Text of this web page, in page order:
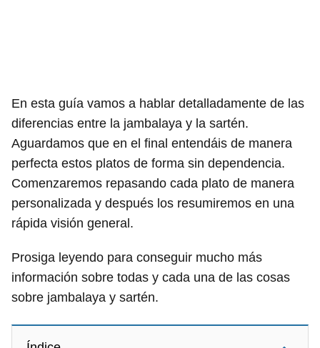
En esta guía vamos a hablar detalladamente de las
diferencias entre la jambalaya y la sartén.
Aguardamos que en el final entendáis de manera
perfecta estos platos de forma sin dependencia.
Comenzaremos repasando cada plato de manera
personalizada y después los resumiremos en una
rápida visión general.
Prosiga leyendo para conseguir mucho más
información sobre todas y cada una de las cosas
sobre jambalaya y sartén.